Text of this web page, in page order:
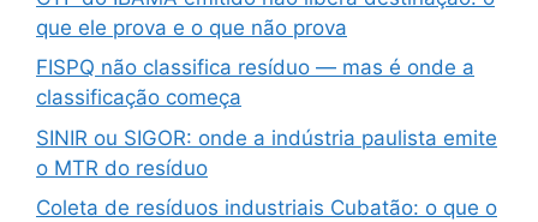
que ele prova e o que não prova
FISPQ não classifica resíduo — mas é onde a
classificação começa
SINIR ou SIGOR: onde a indústria paulista emite
o MTR do resíduo
Coleta de resíduos industriais Cubatão: o que o